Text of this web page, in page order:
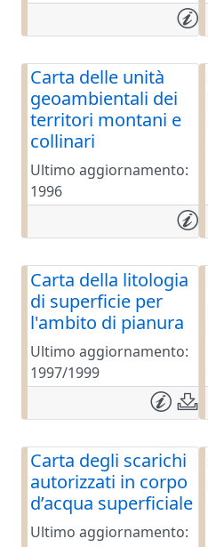
Carta delle unità
geoambientali dei
territori montani e
collinari
Ultimo aggiornamento:
1996
Carta della litologia
di superficie per
l'ambito di pianura
Ultimo aggiornamento:
1997/1999
Carta degli scarichi
autorizzati in corpo
d’acqua superficiale
Ultimo aggiornamento: